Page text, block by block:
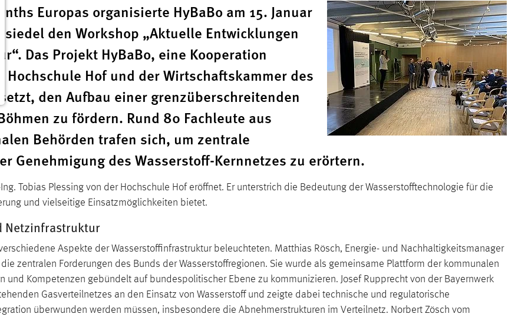
Europas organisierte HyBaBo am 15. Januar
den Workshop „Aktuelle Entwicklungen
Das Projekt HyBaBo, eine Kooperation
Hochschule Hof und der Wirtschaftskammer des
den Aufbau einer grenzüberschreitenden
zu fördern. Rund 80 Fachleute aus
Behörden trafen sich, um zentrale
Genehmigung des Wasserstoff-Kernnetzes zu erörtern.
Tobias Plessing von der Hochschule Hof eröffnet. Er unterstrich die Bedeutung der Wasserstofftechnologie für die
und vielseitige Einsatzmöglichkeiten bietet.
Netzinfrastruktur
Aspekte der Wasserstoffinfrastruktur beleuchteten. Matthias Rösch, Energie- und Nachhaltigkeitsmanager
zentralen Forderungen des Bunds der Wasserstoffregionen. Sie wurde als gemeinsame Plattform der kommunalen
Kompetenzen gebündelt auf bundespolitischer Ebene zu kommunizieren. Josef Rupprecht von der Bayernwerk
Gasverteilnetzes an den Einsatz von Wasserstoff und zeigte dabei technische und regulatorische
überwunden werden müssen, insbesondere die Abnehmerstrukturen im Verteilnetz. Norbert Zösch vom